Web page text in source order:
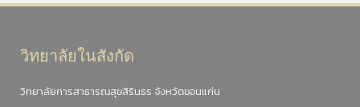
วิทยาลัยในสังกัด
วิทยาลัยการสาธารณสุขสิรินธร จังหวัดขอนแก่น